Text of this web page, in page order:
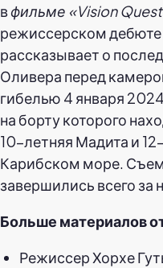
вфильме «Vision
режиссерском
рассказывает о
Оливера перед
гибелью 4 января
на борту которого
10-летняя Мадита и
Карибском море.
завершились всего за
Больше материалов
Режиссер Хорхе